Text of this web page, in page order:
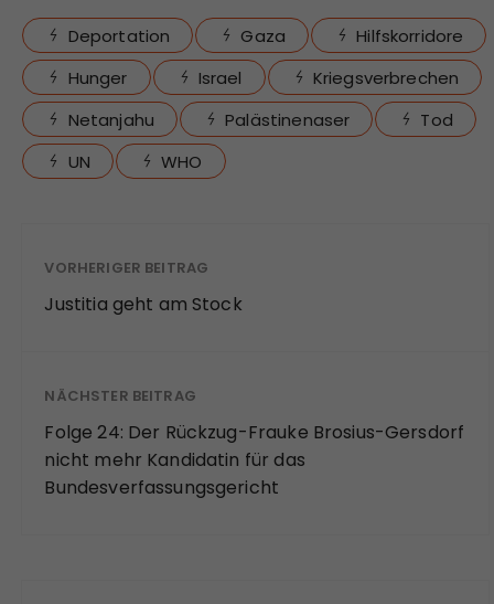
Deportation Gaza
Hilfskorridore
Hunger
Israel
Kriegsverbrechen
Netanjahu
Palästinenaser
Tod
UN
WHO
VORHERIGER BEITRAG
Justitia geht am Stock
NÄCHSTER BEITRAG
Folge 24: Der Rückzug-Frauke Brosius-Gersdorf
nicht mehr Kandidatin für das
Bundesverfassungsgericht